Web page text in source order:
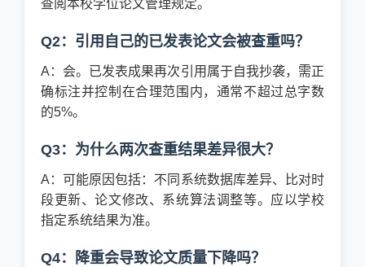
查阅本校学位论文管理规定。
Q2：引用自己的已发表论文会被查重吗？
A：会。已发表成果再次引用属于自我抄袭，需正
确标注并控制在合理范围内，通常不超过总字数
的5%。
Q3：为什么两次查重结果差异很大？
A：可能原因包括：不同系统数据库差异、比对时
段更新、论文修改、系统算法调整等。应以学校
指定系统结果为准。
Q4：降重会导致论文质量下降吗？